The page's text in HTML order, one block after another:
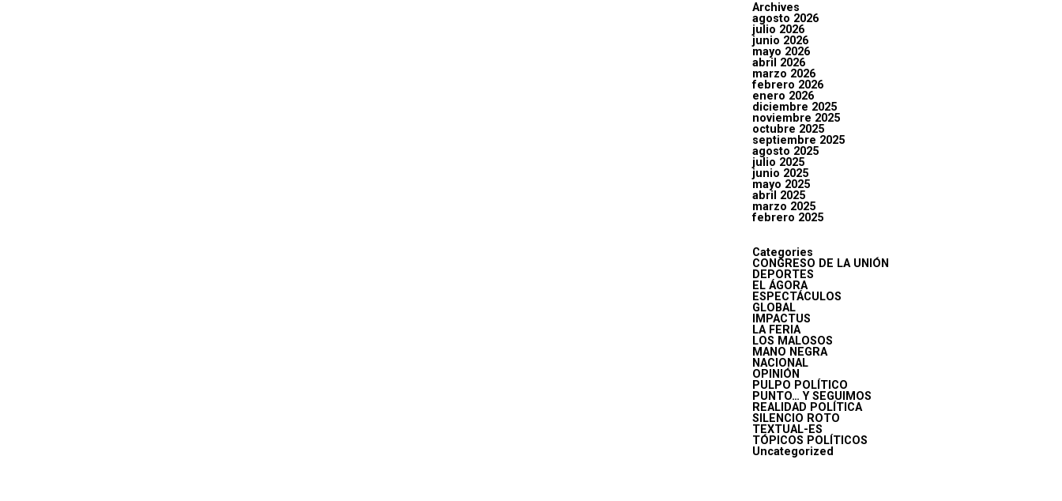
Archives
agosto 2026
julio 2026
junio 2026
mayo 2026
abril 2026
marzo 2026
febrero 2026
enero 2026
diciembre 2025
noviembre 2025
octubre 2025
septiembre 2025
agosto 2025
julio 2025
junio 2025
mayo 2025
abril 2025
marzo 2025
febrero 2025
Categories
CONGRESO DE LA UNIÓN
DEPORTES
EL ÁGORA
ESPECTÁCULOS
GLOBAL
IMPACTUS
LA FERIA
LOS MALOSOS
MANO NEGRA
NACIONAL
OPINIÓN
PULPO POLÍTICO
PUNTO… Y SEGUIMOS
REALIDAD POLÍTICA
SILENCIO ROTO
TEXTUAL-ES
TÓPICOS POLÍTICOS
Uncategorized